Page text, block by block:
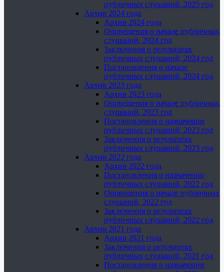
публичных слушаний, 2025 год
Архив 2024 года
Архив 2024 года
Оповещения о начале публичных
слушаний, 2024 год
Заключения о результатах
публичных слушаний, 2024 год
Постановления о начале
публичных слушаний, 2024 год
Архив 2023 года
Архив 2023 года
Оповещения о начале публичных
слушаний, 2023 год
Постановления о назначении
публичных слушаний, 2023 год
Заключения о результатах
публичных слушаний, 2023 год
Архив 2022 года
Архив 2022 года
Постановления о назначении
публичных слушаний, 2022 год
Оповещения о начале публичных
слушаний, 2022 год
Заключения о результатах
публичных слушаний, 2022 год
Архив 2021 года
Архив 2021 года
Заключения о результатах
публичных слушаний, 2021 год
Постановления о назначении